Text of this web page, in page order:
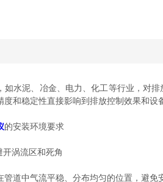
泥、冶金、电力、化工等行业，对排
度和稳定性直接影响到排放控制效果和
的安装环境要求
涡流区和死角
中气流平稳、分布均匀的位置，避免